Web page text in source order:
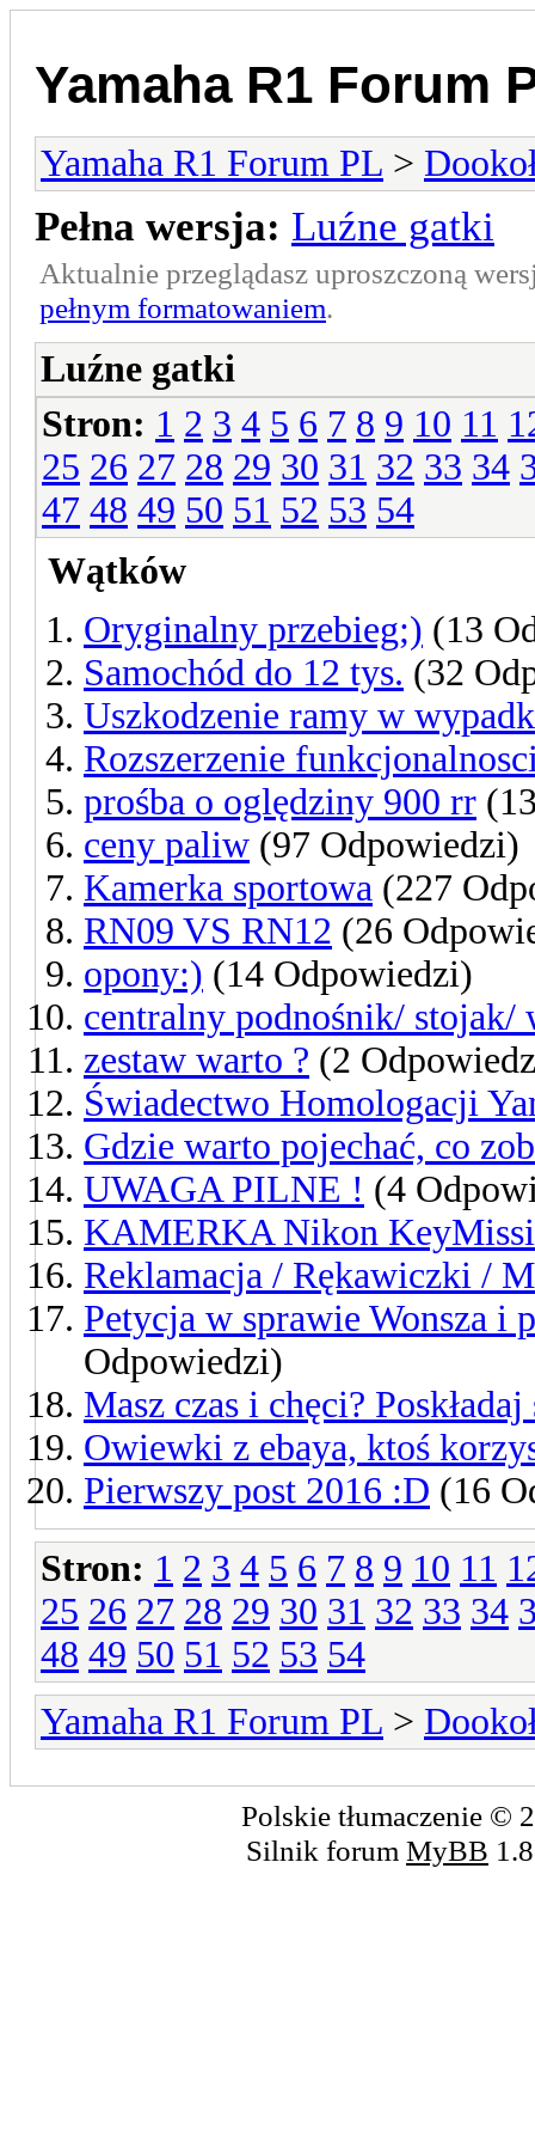
Yamaha R1 Forum
Yamaha R1 Forum PL >
Pełna wersja: Luźne gatki
Aktualnie przeglądasz uproszczoną
pełnym formatowaniem.
Luźne gatki
Stron: 1 2 3 4 5 6 7 8 9 10 11
25 26 27 28 29 30 31 32 33 34
47 48 49 50 51 52 53 54
Wątków
Oryginalny przebieg;) (13
Samochód do 12 tys. (32
Uszkodzenie ramy w
Rozszerzenie
prośba o oględziny 900 rr
ceny paliw (97 Odpowiedzi)
Kamerka sportowa (227
RN09 VS RN12 (26
opony:) (14 Odpowiedzi)
centralny podnośnik/
zestaw warto ? (2
Świadectwo Homologacji
Gdzie warto pojechać, co
UWAGA PILNE ! (4
KAMERKA Nikon
Reklamacja / Rękawiczki /
Petycja w sprawie Wonsza i
Odpowiedzi)
Masz czas i chęci?
Owiewki z ebaya, ktoś
Pierwszy post 2016 :D (16
Stron: 1 2 3 4 5 6 7 8 9 10 11
25 26 27 28 29 30 31 32 33 34
48 49 50 51 52 53 54
Yamaha R1 Forum PL >
Polskie tłumaczenie ©
Silnik forum MyBB